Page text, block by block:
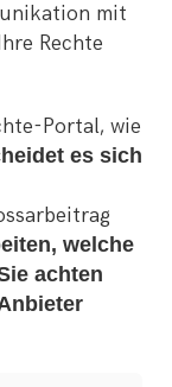
mit
Rechte
Portal, wie
es sich
welche
achten